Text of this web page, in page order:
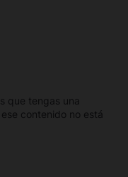
que tengas una
contenido no está